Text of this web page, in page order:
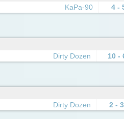
KaPa-90 4 -
Dirty Dozen 10 -
Dirty Dozen 2 - 3